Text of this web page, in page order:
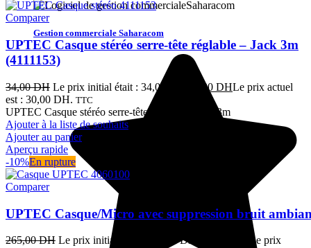
Gestion commerciale Saharacom
Comparer
UPTEC Casque stéréo serre-tête réglable – Jack 3m
(4111153)
34,00DH Le prix initial était : 34,00 DH. 30,00 DHLe prix actuel
est : 30,00 DH. TTC
UPTEC Casque stéréo serre-tête réglable - Jack 3m
Ajouter à la liste de souhaits
Ajouter au panier
Aperçu rapide
-10%En rupture
Comparer
UPTEC Casque/Micro avec suppression bruit
265,00DH Le prix initial était : 265,00 DH.
Le prix